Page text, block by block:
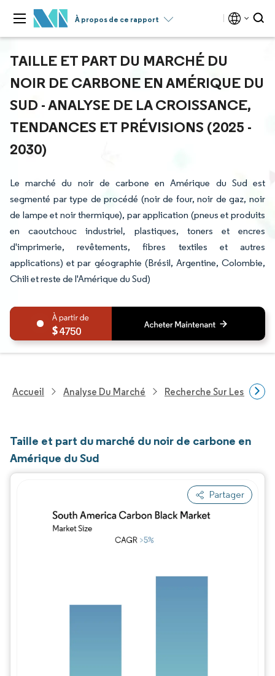
À propos de ce rapport
TAILLE ET PART DU MARCHÉ DU
NOIR DE CARBONE EN AMÉRIQUE DU
SUD - ANALYSE DE LA CROISSANCE,
TENDANCES ET PRÉVISIONS (2025 -
2030)
Le marché du noir de carbone en Amérique du Sud est
segmenté par type de procédé (noir de four, noir de gaz, noir
de lampe et noir thermique), par application (pneus et produits
en caoutchouc industriel, plastiques, toners et encres
d'imprimerie, revêtements, fibres textiles et autres
applications) et par géographie (Brésil, Argentine, Colombie,
Chili et reste de l'Amérique du Sud)
4750
Accueil Analyse Du Marché Recherche Sur Les
Taille et part du marché du noir de carbone en
Amérique du Sud
Partager